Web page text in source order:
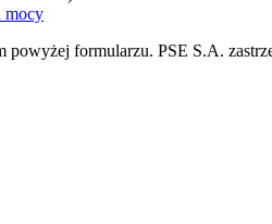
mocy
formularzu. PSE S.A.